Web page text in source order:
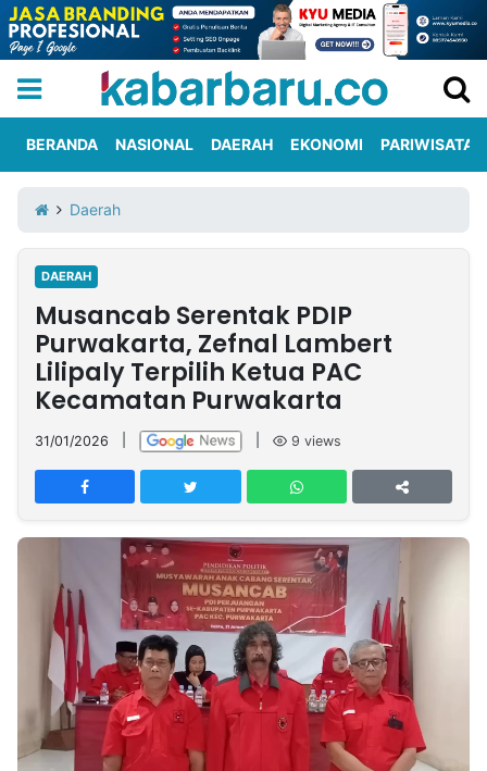
Iklan
Berita
Kami
Nasional
International
Olahraga
Entertainment
Daerah
Pariwisata
Kuliner
Kolom
Network
PT
TREETAN
MULTIMEDIA
INDONESIA
Partner
Insight
Suara
Time
Lens
Daily
Jogja
Jalan
Rakyat
Idealita
News
Notice
Dinamikapost.com
Radar
Baru
Seedbacklink
Kabarbaru
BERANDA NASIONAL DAERAH EKONOMI PARIWISATA
Daerah
DAERAH
Musancab Serentak PDIP
Purwakarta, Zefnal Lambert
Lilipaly Terpilih Ketua PAC
Kecamatan Purwakarta
31/01/2026 9 views